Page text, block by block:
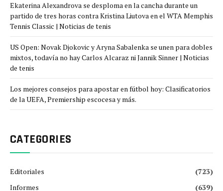
Ekaterina Alexandrova se desploma en la cancha durante un
partido de tres horas contra Kristina Liutova en el WTA Memphis
Tennis Classic | Noticias de tenis
US Open: Novak Djokovic y Aryna Sabalenka se unen para dobles
mixtos, todavía no hay Carlos Alcaraz ni Jannik Sinner | Noticias
de tenis
Los mejores consejos para apostar en fútbol hoy: Clasificatorios
de la UEFA, Premiership escocesa y más.
CATEGORIES
Editoriales
(723)
Informes
(639)